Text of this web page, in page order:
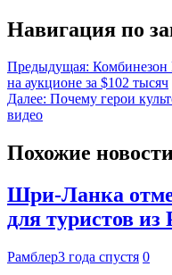
Навигация по
Предыдущая: Комбинезон
на аукционе за $102 тысяч
Далее: Почему герои
видео
Похожие
Шри-Ланка
для туристов из
Рамблер3 года спустя 0